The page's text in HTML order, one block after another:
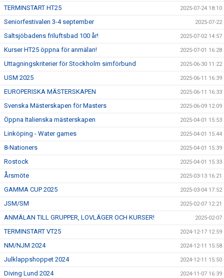
TERMINSTART HT25 2025-07-24 18:10
Seniorfestivalen 3-4 september 2025-07-22
Saltsjöbadens friluftsbad 100 år! 2025-07-02 14:57
Kurser HT25 öppna för anmälan! 2025-07-01 16:28
Uttagningskriterier för Stockholm simförbund 2025-06-30 11:22
USM 2025 2025-06-11 16:39
EUROPERISKA MÄSTERSKAPEN 2025-06-11 16:33
Svenska Mästerskapen för Masters 2025-06-09 12:09
Öppna Italienska mästerskapen 2025-04-01 15:53
Linköping - Water games 2025-04-01 15:44
8-Nationers 2025-04-01 15:39
Rostock 2025-04-01 15:33
Årsmöte 2025-03-13 16:21
GAMMA CUP 2025 2025-03-04 17:52
JSM/SM 2025-02-07 12:21
ANMÄLAN TILL GRUPPER, LOVLÄGER OCH KURSER! 2025-02-07
TERMINSTART VT25 2024-12-17 12:59
NM/NJM 2024 2024-12-11 15:58
Julklappshoppet 2024 2024-12-11 15:50
Diving Lund 2024 2024-11-07 16:39